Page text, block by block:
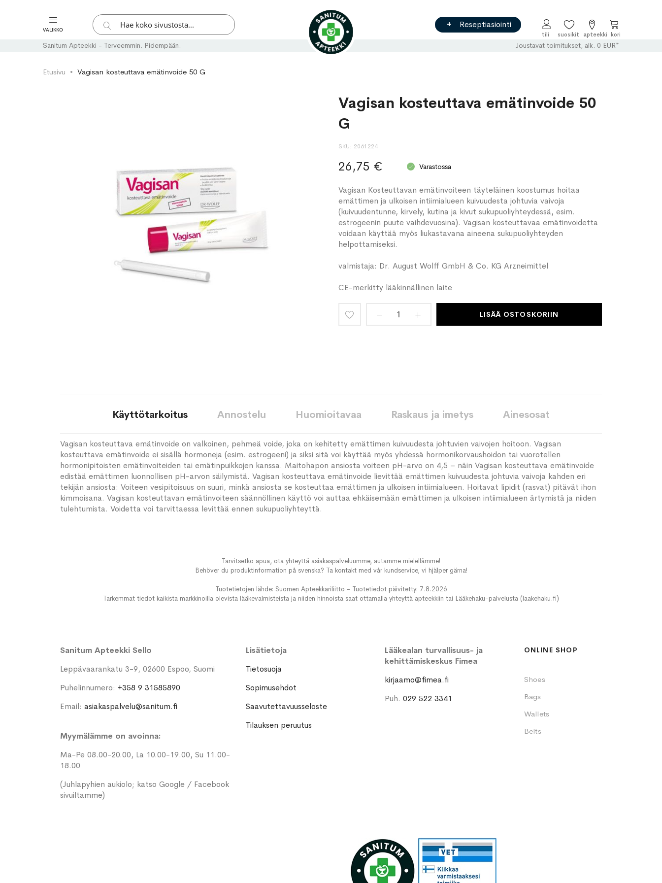
VALIKKO
Hae
Hae
Reseptiasiointi
Ostoskori
Sanitum Apteekki - Terveemmin. Pidempään. Joustavat toimitukset, alk. 0 EUR*
Etusivu Vagisan kosteuttava emätinvoide 50 G
Vagisan kosteuttava emätinvoide 50
G
SKU 2061224
26,75 € Varastossa
Vagisan Kosteuttavan emätinvoiteen täyteläinen koostumus hoitaa
emättimen ja ulkoisen intiimialueen kuivuudesta johtuvia vaivoja
(kuivuudentunne, kirvely, kutina ja kivut sukupuoliyhteydessä, esim.
estrogeenin puute vaihdevuosina). Vagisan kosteuttavaa emätinvoidetta
voidaan käyttää myös liukastavana aineena sukupuoliyhteyden
helpottamiseksi.
valmistaja: Dr. August Wolff GmbH & Co. KG Arzneimittel
CE-merkitty lääkinnällinen laite
LISÄÄ OSTOSKORIIN
Käyttötarkoitus
Vagisan kosteuttava emätinvoide on valkoinen, pehmeä voide, joka on kehitetty emättimen kuivuudesta johtuvien vaivojen hoitoon. Vagisan
kosteuttava emätinvoide ei sisällä hormoneja (esim. estrogeeni) ja siksi sitä voi käyttää myös yhdessä hormonikorvaushoidon tai vuorotellen
hormonipitoisten emätinvoiteiden tai emätinpuikkojen kanssa. Maitohapon ansiosta voiteen pH-arvo on 4,5 – näin Vagisan kosteuttava emätinvoide
edistää emättimen luonnollisen pH-arvon säilymistä. Vagisan kosteuttava emätinvoide lievittää emättimen kuivuudesta johtuvia vaivoja kahden eri
tekijän ansiosta: Voiteen vesipitoisuus on suuri, minkä ansiosta se kosteuttaa emättimen ja ulkoisen intiimialueen. Hoitavat lipidit (rasvat) pitävät ihon
kimmoisana. Vagisan kosteuttavan emätinvoiteen säännöllinen käyttö voi auttaa ehkäisemään emättimen ja ulkoisen intiimialueen ärtymistä ja niiden
tulehtumista. Voidetta voi tarvittaessa levittää ennen sukupuoliyhteyttä.
Annostelu Huomioitavaa Raskaus ja imetys Ainesosat
Tarvitsetko apua, ota yhteyttä asiakaspalveluumme, autamme mielellämme!
Behöver du produktinformation på svenska? Ta kontakt med vår kundservice, vi hjälper gärna!
Tuotetietojen lähde: Suomen Apteekkariliitto - Tuotetiedot päivitetty: 7.8.2026
Tarkemmat tiedot kaikista markkinoilla olevista lääkevalmisteista ja niiden hinnoista saat ottamalla yhteyttä apteekkiin tai Lääkehaku-palvelusta (laakehaku.fi)
Sanitum Apteekki Sello
Leppävaarankatu 3-9, 02600 Espoo, Suomi
Puhelinnumero: +358 9 31585890
Email: asiakaspalvelu@sanitum.fi
Myymälämme on avoinna:
Ma-Pe 08.00-20.00, La 10.00-19.00, Su 11.00-
18.00
(Juhlapyhien aukiolo; katso Google / Facebook
sivuiltamme)
Lisätietoja
Tietosuoja
Sopimusehdot
Saavutettavuusseloste
Tilauksen peruutus
Lääkealan turvallisuus- ja
kehittämiskeskus Fimea
kirjaamo@fimea.fi
Puh.029 522 3341
ONLINE SHOP
Shoes
Bags
Wallets
Belts